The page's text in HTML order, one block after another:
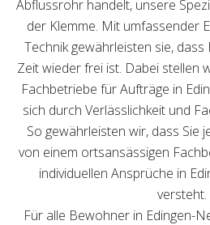
Abflussrohr handelt, unsere
der Klemme. Mit umfassender
Technik gewährleisten sie,
Zeit wieder frei ist. Dabei stellen
Fachbetriebe für Aufträge in
sich durch Verlässlichkeit und
So gewährleisten wir, dass Sie
von einem ortsansässigen
individuellen Ansprüche in
versteht.
Für alle Bewohner in Edingen-